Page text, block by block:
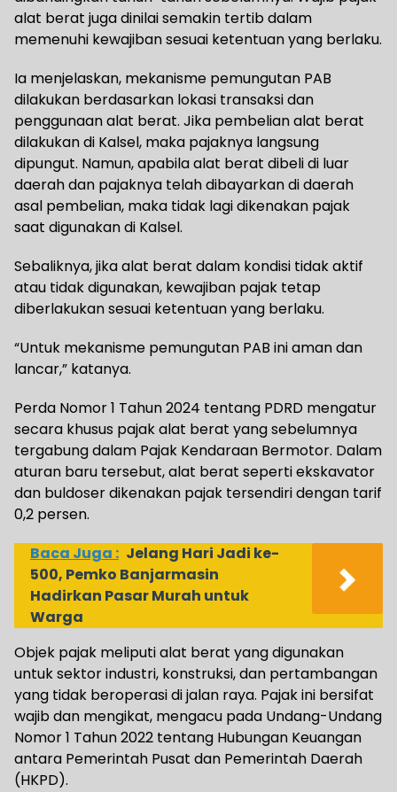
alat berat juga dinilai semakin tertib dalam
memenuhi kewajiban sesuai ketentuan yang berlaku.
Ia menjelaskan, mekanisme pemungutan PAB
dilakukan berdasarkan lokasi transaksi dan
penggunaan alat berat. Jika pembelian alat berat
dilakukan di Kalsel, maka pajaknya langsung
dipungut. Namun, apabila alat berat dibeli di luar
daerah dan pajaknya telah dibayarkan di daerah
asal pembelian, maka tidak lagi dikenakan pajak
saat digunakan di Kalsel.
Sebaliknya, jika alat berat dalam kondisi tidak aktif
atau tidak digunakan, kewajiban pajak tetap
diberlakukan sesuai ketentuan yang berlaku.
“Untuk mekanisme pemungutan PAB ini aman dan
lancar,” katanya.
Perda Nomor 1 Tahun 2024 tentang PDRD mengatur
secara khusus pajak alat berat yang sebelumnya
tergabung dalam Pajak Kendaraan Bermotor. Dalam
aturan baru tersebut, alat berat seperti ekskavator
dan buldoser dikenakan pajak tersendiri dengan tarif
0,2 persen.
Baca Juga : Jelang Hari Jadi ke-
500, Pemko Banjarmasin
Hadirkan Pasar Murah untuk
Warga
Objek pajak meliputi alat berat yang digunakan
untuk sektor industri, konstruksi, dan pertambangan
yang tidak beroperasi di jalan raya. Pajak ini bersifat
wajib dan mengikat, mengacu pada Undang-Undang
Nomor 1 Tahun 2022 tentang Hubungan Keuangan
antara Pemerintah Pusat dan Pemerintah Daerah
(HKPD).